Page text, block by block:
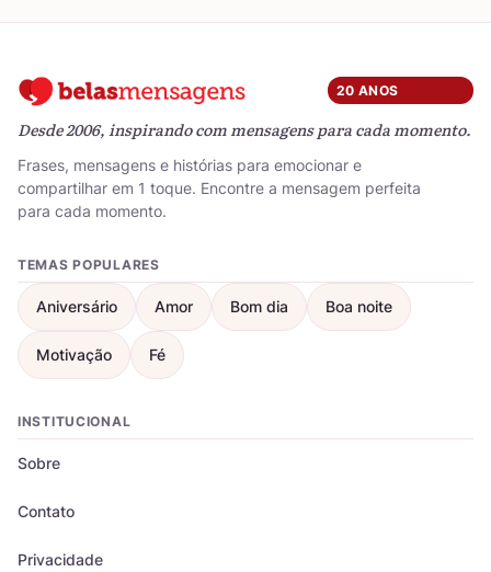
20 ANOS
Desde 2006, inspirando com mensagens para cada momento.
Frases, mensagens e histórias para emocionar e
compartilhar em 1 toque. Encontre a mensagem perfeita
para cada momento.
TEMAS POPULARES
Aniversário Amor Bom dia Boa noite
Motivação Fé
INSTITUCIONAL
Sobre
Contato
Privacidade